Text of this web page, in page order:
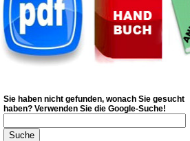
Sie haben nicht gefunden, wonach Sie gesucht
haben? Verwenden Sie die Google-Suche!